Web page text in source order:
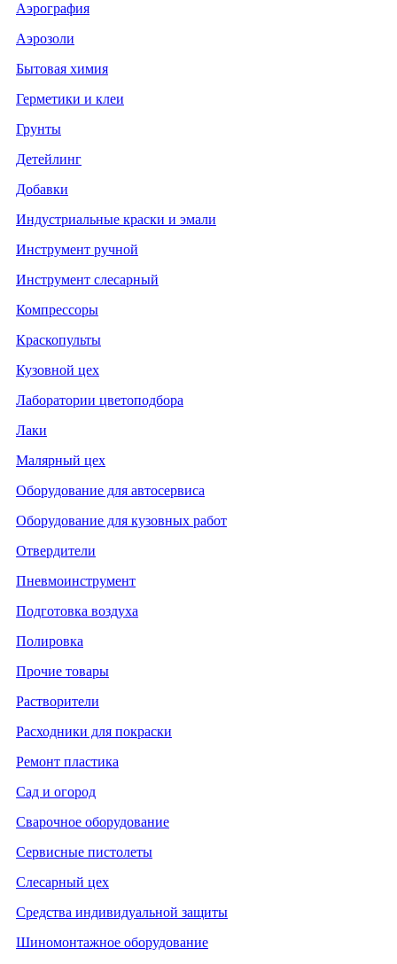
Аэрография
Аэрозоли
Бытовая химия
Герметики и клеи
Грунты
Детейлинг
Добавки
Индустриальные краски и эмали
Инструмент ручной
Инструмент слесарный
Компрессоры
Краскопульты
Кузовной цех
Лаборатории цветоподбора
Лаки
Малярный цех
Оборудование для автосервиса
Оборудование для кузовных работ
Отвердители
Пневмоинструмент
Подготовка воздуха
Полировка
Прочие товары
Растворители
Расходники для покраски
Ремонт пластика
Сад и огород
Сварочное оборудование
Сервисные пистолеты
Слесарный цех
Средства индивидуальной защиты
Шиномонтажное оборудование